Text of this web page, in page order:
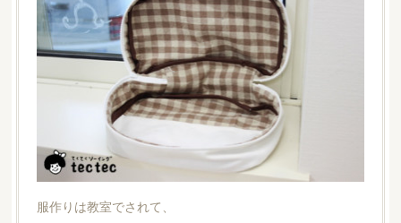
服作りは教室でされて、